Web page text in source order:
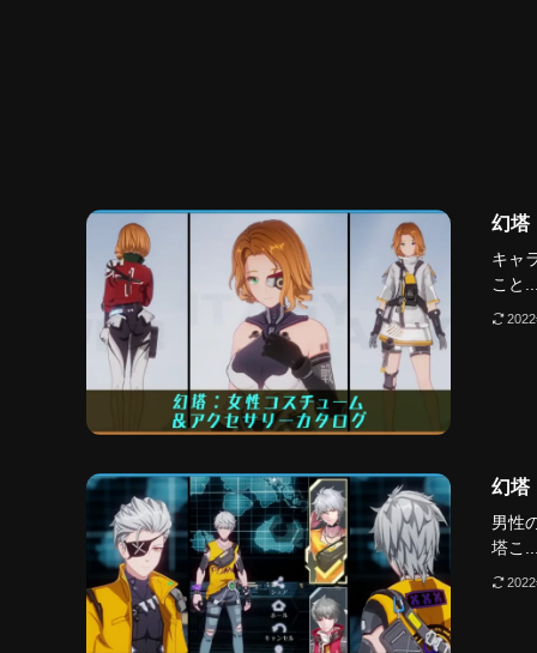
幻塔
キャ
こと
幻塔
男性
塔こ